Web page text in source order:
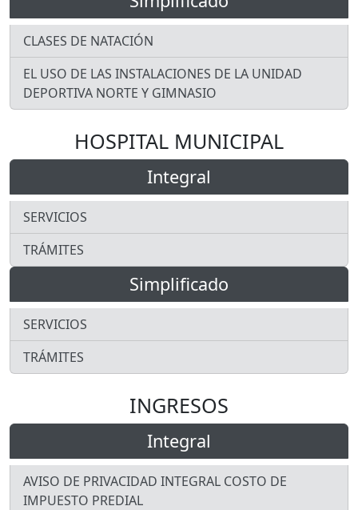
CLASES DE NATACIÓN
EL USO DE LAS INSTALACIONES DE LA UNIDAD
DEPORTIVA NORTE Y GIMNASIO
HOSPITAL MUNICIPAL
Integral
SERVICIOS
TRÁMITES
Simplificado
SERVICIOS
TRÁMITES
INGRESOS
Integral
AVISO DE PRIVACIDAD INTEGRAL COSTO DE
IMPUESTO PREDIAL